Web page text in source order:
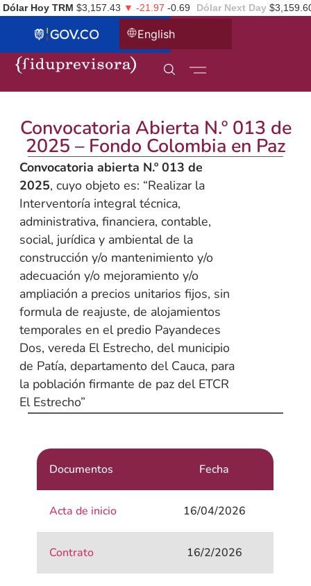
Dólar Hoy TRM $3,157.43 ▼ -21.97 -0.69 Dólar Next Day
English
Convocatoria Abierta N.º 013 de
2025 – Fondo Colombia en Paz
Convocatoria abierta N.º 013 de
2025, cuyo objeto es: “Realizar la
Interventoría integral técnica,
administrativa, financiera, contable,
social, jurídica y ambiental de la
construcción y/o mantenimiento y/o
adecuación y/o mejoramiento y/o
ampliación a precios unitarios fijos, sin
formula de reajuste, de alojamientos
temporales en el predio Payandeces
Dos, vereda El Estrecho, del municipio
de Patía, departamento del Cauca, para
la población firmante de paz del ETCR
El Estrecho”
Documentos Fecha
Acta de inicio 16/04/2026
Contrato 16/2/2026